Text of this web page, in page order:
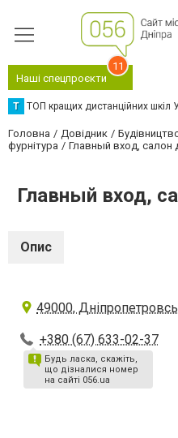
Наші спецпроєкти
11
Т ТОП кращих дистанційних шкіл
Головна Довідник
фурнітура
Главный вход, салон
Главный вход,
Опис
49000,
+380 (67) 633-02-37
Будь ласка, скажіть,
що дізналися номер
на сайті 056.ua